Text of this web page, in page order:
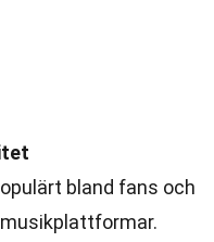
bland fans och